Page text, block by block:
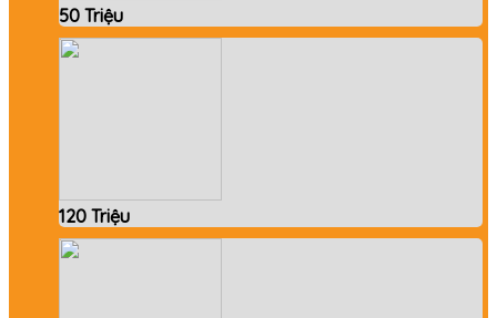
50 Triệu
120 Triệu